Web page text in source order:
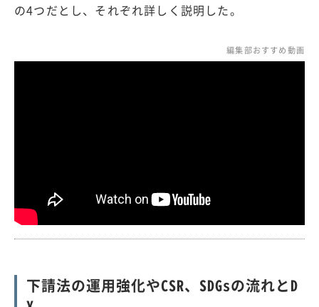
の4つだとし、それぞれ詳しく説明した。
編集部おすすめ動画
下請法の運用強化やCSR、SDGsの流れとD